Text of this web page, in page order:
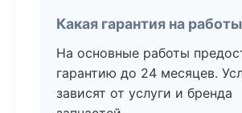
Какая гарантия на
На основные работы
гарантию до 24 месяцев.
зависят от услуги и бренда